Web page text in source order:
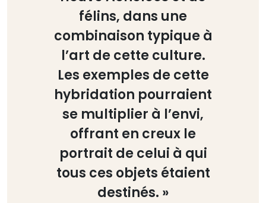
félins, dans une
combinaison typique à
l’art de cette culture.
Les exemples de cette
hybridation pourraient
se multiplier à l’envi,
offrant en creux le
portrait de celui à qui
tous ces objets étaient
destinés. »